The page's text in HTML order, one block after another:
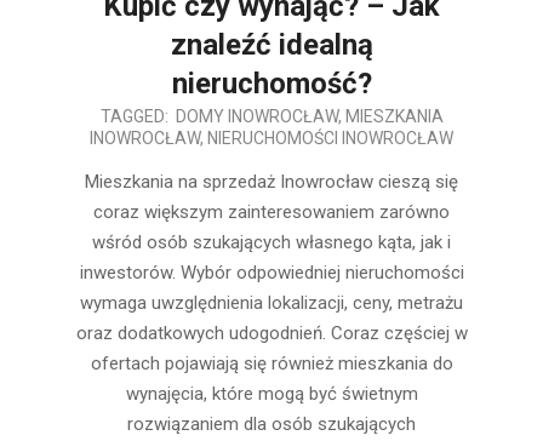
znaleźć idealną
nieruchomość?
2025-
08-
13
TAGGED: DOMY INOWROCŁAW, MIESZKANIA
INOWROCŁAW, NIERUCHOMOŚCI INOWROCŁAW
Mieszkania na sprzedaż Inowrocław cieszą się
coraz większym zainteresowaniem zarówno
wśród osób szukających własnego kąta, jak i
inwestorów. Wybór odpowiedniej nieruchomości
wymaga uwzględnienia lokalizacji, ceny, metrażu
oraz dodatkowych udogodnień. Coraz częściej w
ofertach pojawiają się również mieszkania do
wynajęcia, które mogą być świetnym
rozwiązaniem dla osób szukających